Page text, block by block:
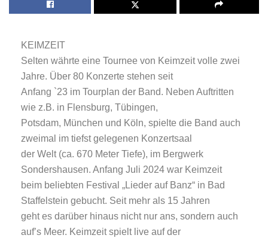
KEIMZEIT
Selten währte eine Tournee von Keimzeit volle zwei
Jahre. Über 80 Konzerte stehen seit
Anfang `23 im Tourplan der Band. Neben Auftritten
wie z.B. in Flensburg, Tübingen,
Potsdam, München und Köln, spielte die Band auch
zweimal im tiefst gelegenen Konzertsaal
der Welt (ca. 670 Meter Tiefe), im Bergwerk
Sondershausen. Anfang Juli 2024 war Keimzeit
beim beliebten Festival „Lieder auf Banz“ in Bad
Staffelstein gebucht. Seit mehr als 15 Jahren
geht es darüber hinaus nicht nur ans, sondern auch
auf’s Meer. Keimzeit spielt live auf der